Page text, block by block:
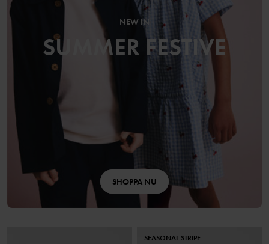
NEW IN
SUMMER FESTIVE
SHOPPA NU
SEASONAL STRIPE